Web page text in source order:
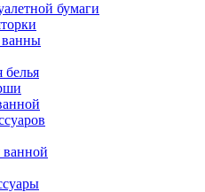
бумаги
ванны